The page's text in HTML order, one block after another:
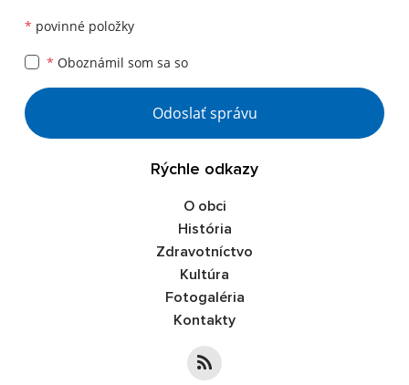
* povinné položky
* Oboznámil som sa so
Odoslať správu
Rýchle odkazy
O obci
História
Zdravotníctvo
Kultúra
Fotogaléria
Kontakty